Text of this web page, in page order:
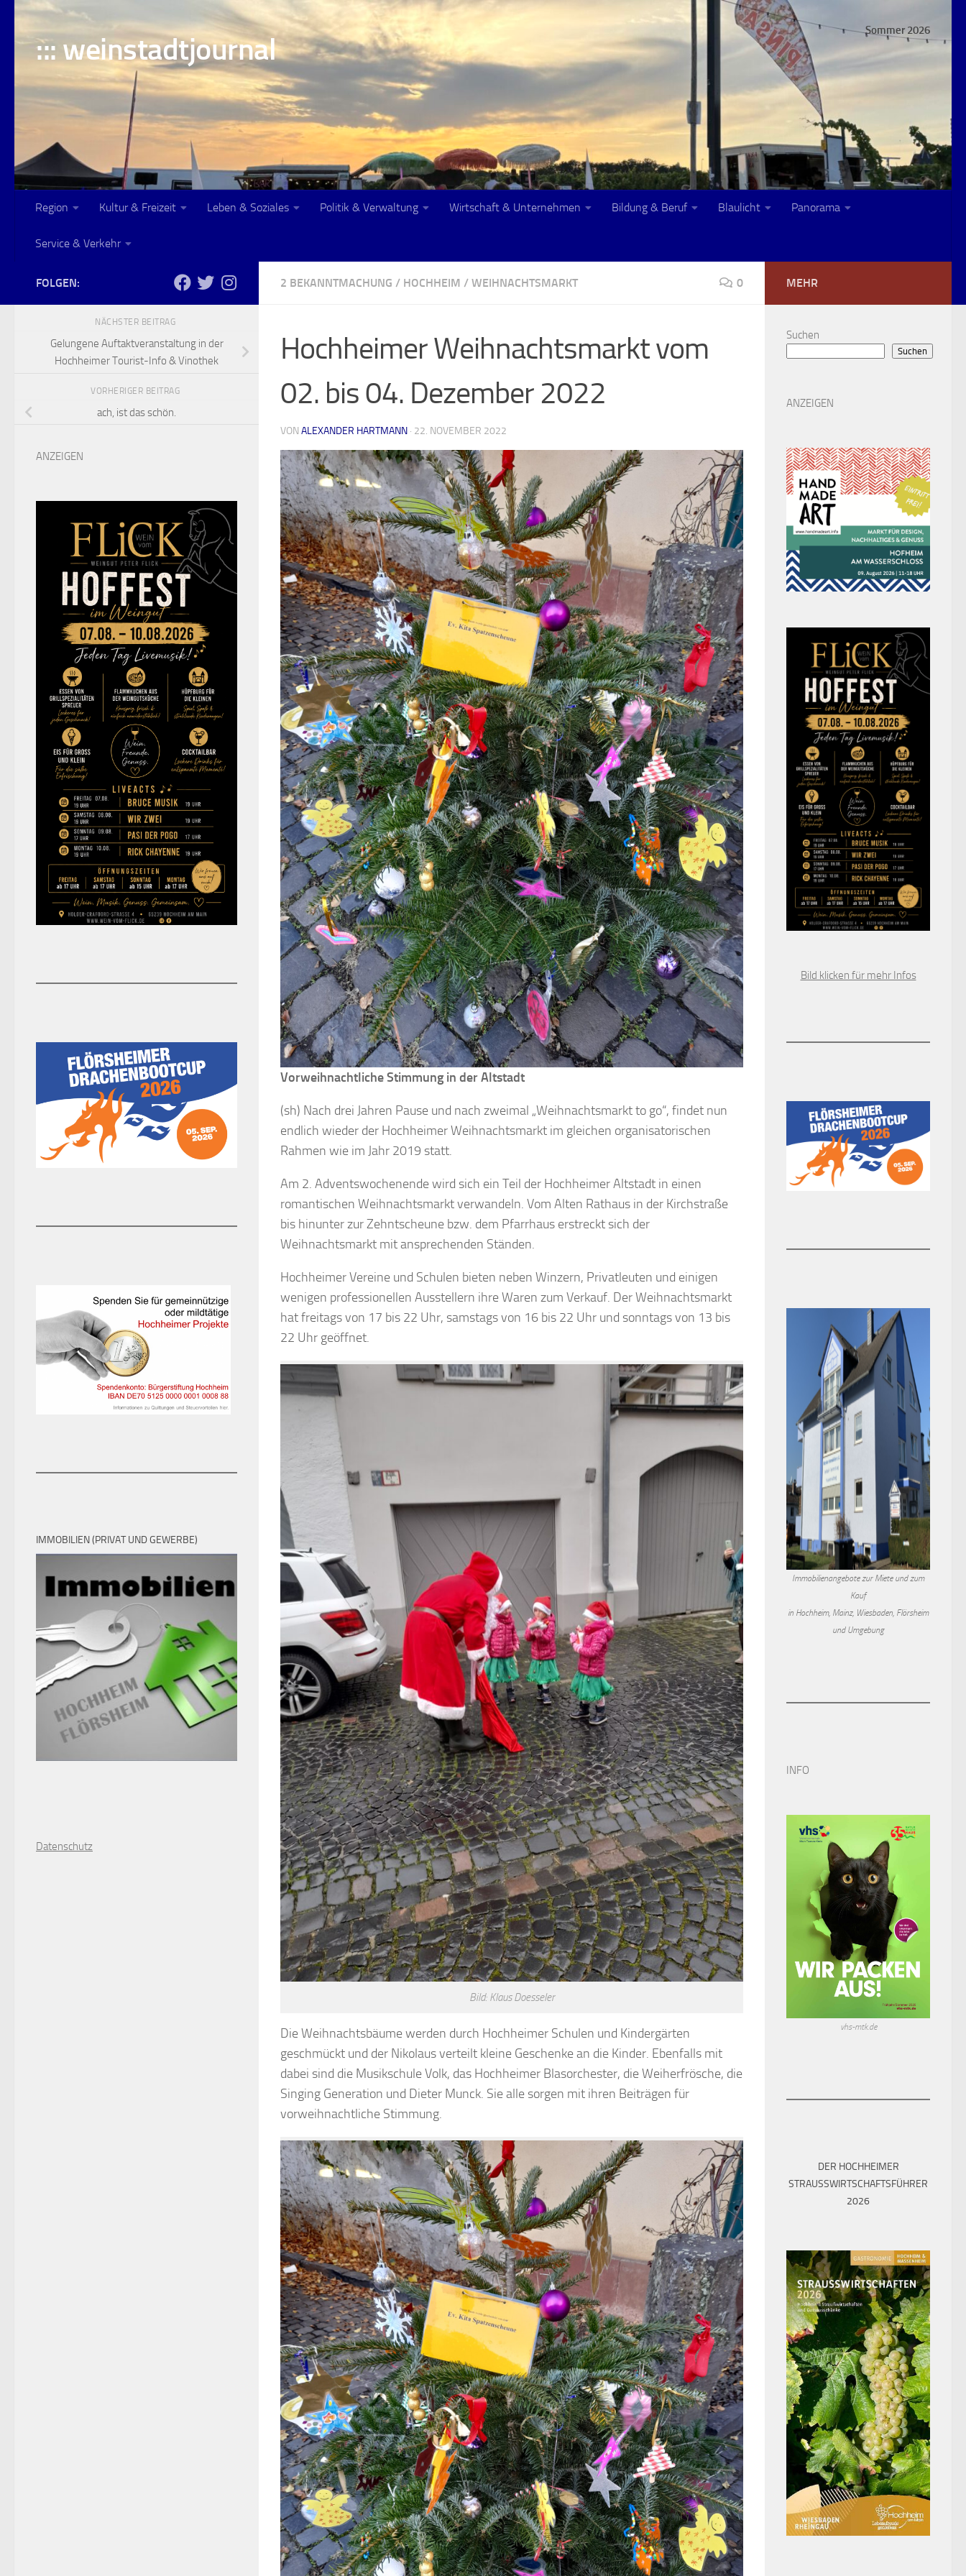
Skip to content
::: weinstadtjournal
Sommer 2026
Region Kultur & Freizeit Leben & Soziales Politik & Verwaltung Wirtschaft & Unternehmen Bildung & Beruf Blaulicht Panorama
Service & Verkehr
2 BEKANNTMACHUNG / HOCHHEIM / WEIHNACHTSMARKT 0
Hochheimer Weihnachtsmarkt vom
02. bis 04. Dezember 2022
VON ALEXANDER HARTMANN · 22. NOVEMBER 2022
Vorweihnachtliche Stimmung in der Altstadt
(sh) Nach drei Jahren Pause und nach zweimal „Weihnachtsmarkt to go“, findet nun
endlich wieder der Hochheimer Weihnachtsmarkt im gleichen organisatorischen
Rahmen wie im Jahr 2019 statt.
Am 2. Adventswochenende wird sich ein Teil der Hochheimer Altstadt in einen
romantischen Weihnachtsmarkt verwandeln. Vom Alten Rathaus in der Kirchstraße
bis hinunter zur Zehntscheune bzw. dem Pfarrhaus erstreckt sich der
Weihnachtsmarkt mit ansprechenden Ständen.
Hochheimer Vereine und Schulen bieten neben Winzern, Privatleuten und einigen
wenigen professionellen Ausstellern ihre Waren zum Verkauf. Der Weihnachtsmarkt
hat freitags von 17 bis 22 Uhr, samstags von 16 bis 22 Uhr und sonntags von 13 bis
22 Uhr geöffnet.
Bild: Klaus Doesseler
Die Weihnachtsbäume werden durch Hochheimer Schulen und Kindergärten
geschmückt und der Nikolaus verteilt kleine Geschenke an die Kinder. Ebenfalls mit
dabei sind die Musikschule Volk, das Hochheimer Blasorchester, die Weiherfrösche, die
Singing Generation und Dieter Munck. Sie alle sorgen mit ihren Beiträgen für
vorweihnachtliche Stimmung.
FOLGEN:
NÄCHSTER BEITRAG
Gelungene Auftaktveranstaltung in der
Hochheimer Tourist-Info & Vinothek
VORHERIGER BEITRAG
ach, ist das schön.
ANZEIGEN
IMMOBILIEN (PRIVAT UND GEWERBE)
Datenschutz
MEHR
Suchen
Suchen
ANZEIGEN
Bild klicken für mehr Infos
Immobilienangebote zur Miete und zum
Kauf
in Hochheim, Mainz, Wiesbaden, Flörsheim
und Umgebung
INFO
vhs-mtk.de
DER HOCHHEIMER
STRAUSSWIRTSCHAFTSFÜHRER 2
026